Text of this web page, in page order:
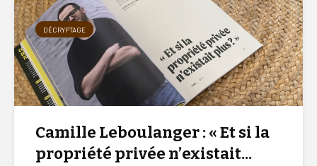
DÉCRYPTAGE
Camille Leboulanger : « Et si la
propriété privée n’existait...